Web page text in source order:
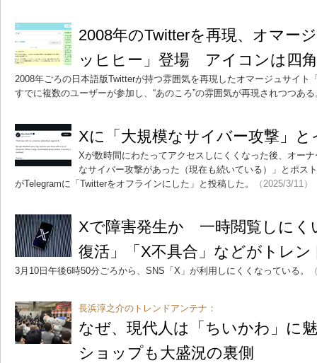
2008年のTwitterを再現、オマー
ッヒヒー」登場 アイコンは四
2008年ごろの日本語版Twitterが持つ雰囲気を再現したオマージュサイト
すでに複数のユーザーが参加し、“あのころ”の雰囲気が再現されつつある
Xに「大規模なサイバー攻撃」
Xが数時間にわたってアクセスしにくくなった後、オー
なサイバー攻撃があった（現在も続いている）」とポス
がTelegramに「Twitterをオフラインにした」と投稿した。
（2025/3/11）
Xで障害発生か 一時閲覧しに
復活」「X不具合」などがトレン
3月10日午後6時50分ごろから、SNS「X」が利用しにくくなっている。
長浜淳之介のトレンドアンテナ：
なぜ、現代人は「ちいかわ」に
ショップも大盛況の裏側